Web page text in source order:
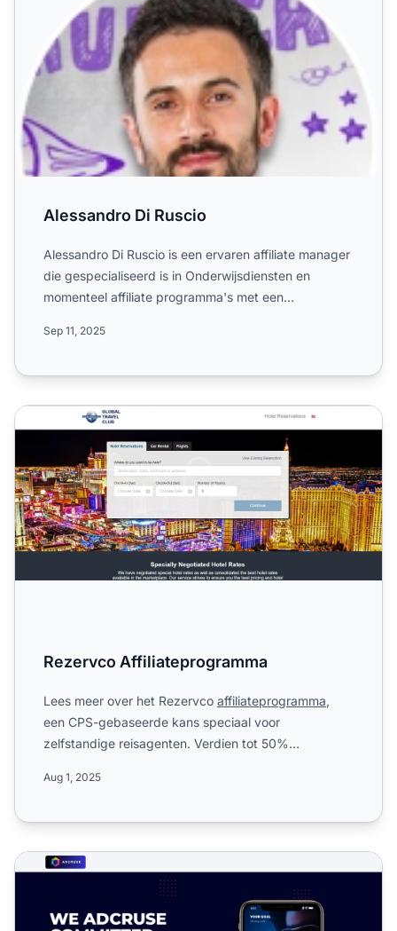
Alessandro Di Ruscio
Alessandro Di Ruscio is een ervaren affiliate manager
die gespecialiseerd is in Onderwijsdiensten en
momenteel affiliate programma's met een
Sep 11, 2025
Rezervco Affiliateprogramma
Rezervco Affiliateprogramma
Lees meer over het Rezervco affiliateprogramma,
een CPS-gebaseerde kans speciaal voor
zelfstandige reisagenten. Verdien tot 50%
Aug 1, 2025
Adcruse Affiliate Programma